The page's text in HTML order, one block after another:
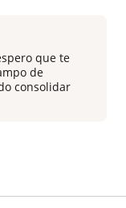
De hecho, las
de diferentes
a partir de un
ver cómo desde
e ideas
que te
de
consolidar